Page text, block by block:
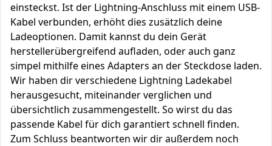
einsteckst. Ist der Lightning-Anschluss mit einem USB-
Kabel verbunden, erhöht dies zusätzlich deine
Ladeoptionen. Damit kannst du dein Gerät
herstellerübergreifend aufladen, oder auch ganz
simpel mithilfe eines Adapters an der Steckdose laden.
Wir haben dir verschiedene Lightning Ladekabel
herausgesucht, miteinander verglichen und
übersichtlich zusammengestellt. So wirst du das
passende Kabel für dich garantiert schnell finden.
Zum Schluss beantworten wir dir außerdem noch